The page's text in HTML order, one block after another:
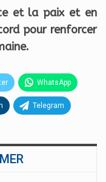
et la paix et en
pour renforcer
WhatsApp
Telegram